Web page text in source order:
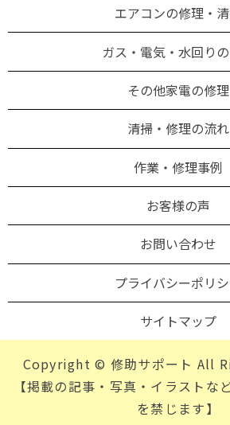
エアコンの修理・
ガス・電気・水回り
その他家電の修理
清掃・修理の流れ
作業・修理事例
お客様の声
お問い合わせ
プライバシーポリ
サイトマップ
Copyright © 修助サポート All
【掲載の記事・写真・イラストな
を禁じます】